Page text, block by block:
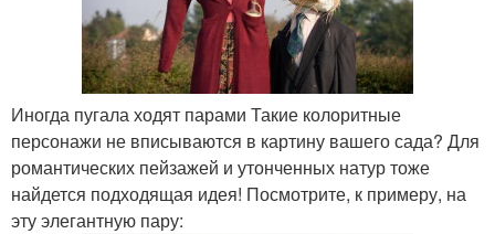
Иногда пугала ходят парами Такие колоритные
персонажи не вписываются в картину вашего сада? Для
романтических пейзажей и утонченных натур тоже
найдется подходящая идея! Посмотрите, к примеру, на
эту элегантную пару: